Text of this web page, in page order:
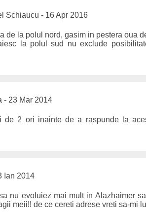
Schiaucu - 16 Apr 2016
de la polul nord, gasim in pestera oua
la polul sud nu exclude
- 23 Mar 2014
de 2 ori inainte de a raspunde la
Ian 2014
nu evoluiez mai mult in Alazhaimer
meii!! de ce cereti adrese vreti sa-mi